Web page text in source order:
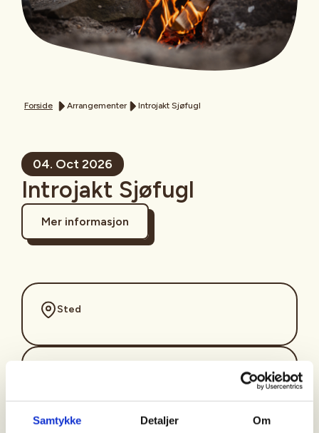
Samtykke Detaljer Om
Forside Arrangementer Introjakt Sjøfugl
04. Oct 2026
Introjakt Sjøfugl
Mer informasjon
Sted
04. Oct 2026
Kl. 08.00 - 16.00